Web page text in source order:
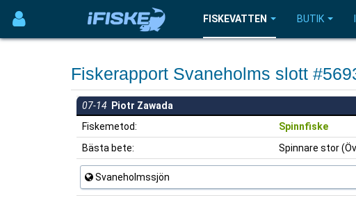
FISKEVATTEN BUTIK
Fiskerapport Svaneholms slott
07-14 Piotr Zawada
Fiskemetod:
Spinnfiske
Bästa bete:
Spinnare stor
Svaneholmssjön